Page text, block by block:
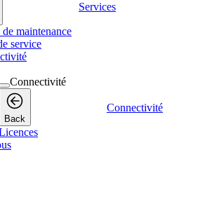
Services
maintenance
service
Connectivité
Back
Connectivité